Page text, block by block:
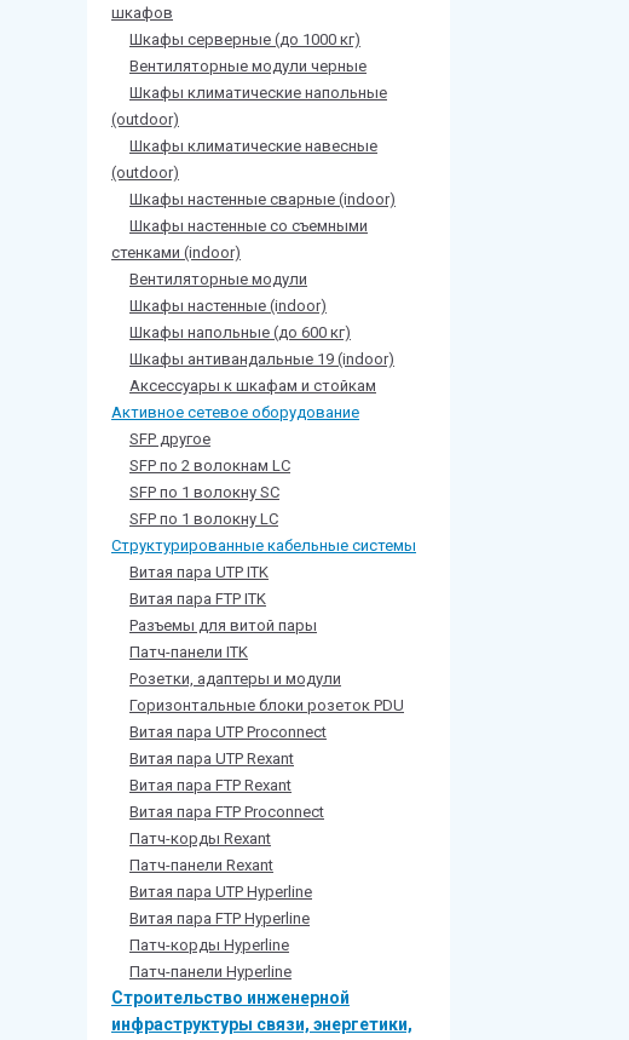
шкафов
Шкафы серверные (до 1000 кг)
Вентиляторные модули черные
Шкафы климатические напольные
(outdoor)
Шкафы климатические навесные
(outdoor)
Шкафы настенные сварные (indoor)
Шкафы настенные со съемными
стенками (indoor)
Вентиляторные модули
Шкафы настенные (indoor)
Шкафы напольные (до 600 кг)
Шкафы антивандальные 19 (indoor)
Аксессуары к шкафам и стойкам
Активное сетевое оборудование
SFP другое
SFP по 2 волокнам LC
SFP по 1 волокну SC
SFP по 1 волокну LC
Структурированные кабельные системы
Витая пара UTP ITK
Витая пара FTP ITK
Разъемы для витой пары
Патч-панели ITK
Розетки, адаптеры и модули
Горизонтальные блоки розеток PDU
Витая пара UTP Proconnect
Витая пара UTP Rexant
Витая пара FTP Rexant
Витая пара FTP Proconnect
Патч-корды Rexant
Патч-панели Rexant
Витая пара UTP Hyperline
Витая пара FTP Hyperline
Патч-корды Hyperline
Патч-панели Hyperline
Строительство инженерной
инфраструктуры связи, энергетики,